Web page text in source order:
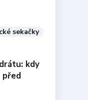
sekačky
kdy
před